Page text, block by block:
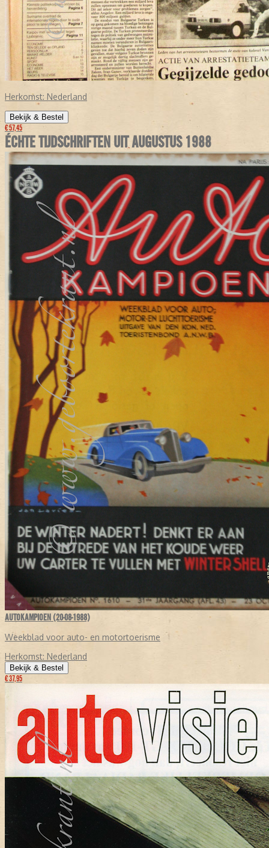
Herkomst: Nederland
Bekijk & Bestel
€ 57,45
ÉCHTE TIJDSCHRIFTEN UIT AUGUSTUS 1988
AUTOKAMPIOEN (20-08-1988)
Weekblad voor auto- en motortoerisme
Herkomst: Nederland
Bekijk & Bestel
€ 37,95